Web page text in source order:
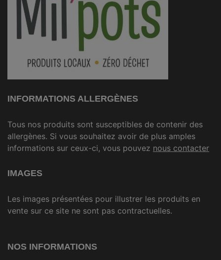
INFORMATIONS ALLERGÈNES
Tous nos produits sont susceptibles de contenir des
allergènes. Si vous souhaitez avoir de plus amples
informations sur ceux-ci, vous pouvez nous contacter
IMAGES
Les images présentées pour illustrer les produits en
vente sur ce site ne sont pas contractuelles.
NOS INFORMATIONS